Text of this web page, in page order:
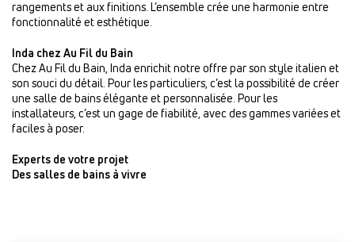
rangements et aux finitions. L’ensemble crée une harmonie entre
fonctionnalité et esthétique.
Inda chez Au Fil du Bain
Chez Au Fil du Bain, Inda enrichit notre offre par son style italien et
son souci du détail. Pour les particuliers, c’est la possibilité de créer
une salle de bains élégante et personnalisée. Pour les
installateurs, c’est un gage de fiabilité, avec des gammes variées et
faciles à poser.
Experts de votre projet
Des salles de bains à vivre